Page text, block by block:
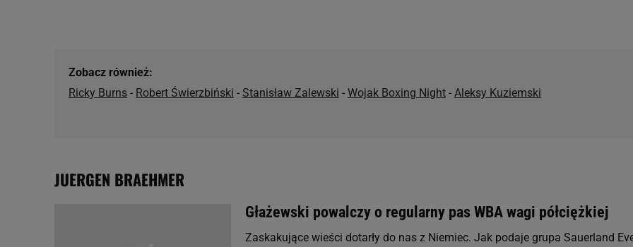
Zobacz również:
Ricky Burns - Robert Świerzbiński - Stanisław Zalewski - Wojak Boxing Night - Aleksy Kuziemski
JUERGEN BRAEHMER
Głażewski powalczy o regularny pas WBA wagi półciężkiej
Zaskakujące wieści dotarły do nas z Niemiec. Jak podaje grupa Sauerland